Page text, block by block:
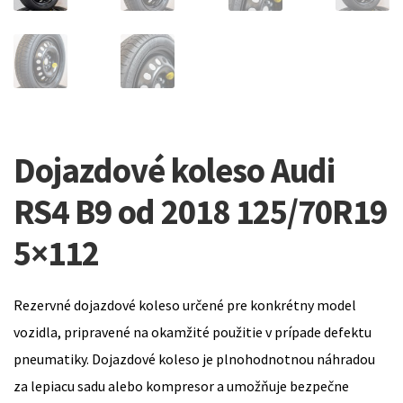
Dojazdové koleso Audi
RS4 B9 od 2018 125/70R19
5×112
Rezervné dojazdové koleso určené pre konkrétny model
vozidla, pripravené na okamžité použitie v prípade defektu
pneumatiky. Dojazdové koleso je plnohodnotnou náhradou
za lepiacu sadu alebo kompresor a umožňuje bezpečne